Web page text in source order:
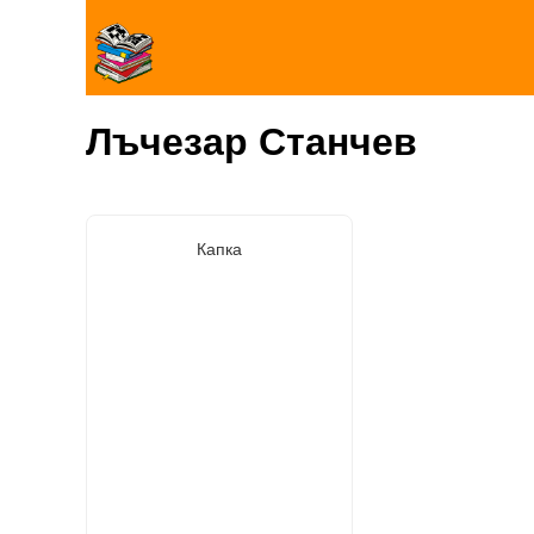
Лъчезар Станчев
Капка